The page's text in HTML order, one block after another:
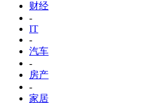
财经
-
IT
-
汽车
-
房产
-
家居